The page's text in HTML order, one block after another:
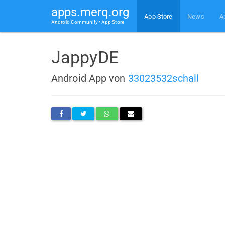
apps.merq.org
Android Community • App Store
App Store News
JappyDE
Android App von 33023532schall